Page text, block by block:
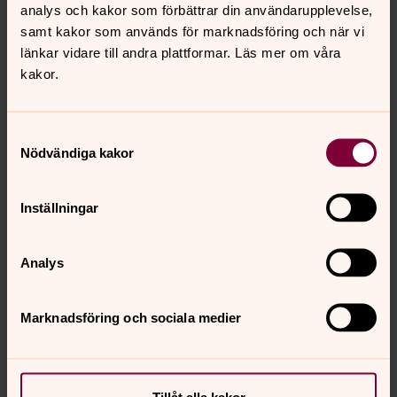
analys och kakor som förbättrar din användarupplevelse,
samt kakor som används för marknadsföring och när vi
länkar vidare till andra plattformar. Läs mer om våra
kakor.
Nödvändiga kakor
Inställningar
Analys
Marknadsföring och sociala medier
Kontakta sjukhuskyrkan på
Sjukhusdiakon
carolina.magnusson@svenskakyrkan.se
08-748 19 12,
kristina.ekhem@svenskakyrkan.se
Senast ändrad 30 juni 2026